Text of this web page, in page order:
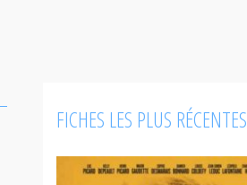
FICHES LES PLUS RÉCENTES